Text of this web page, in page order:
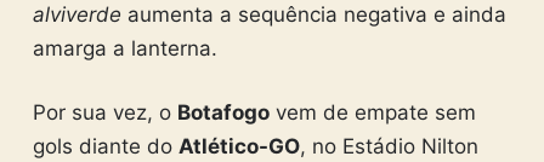
alviverde aumenta a sequência negativa e ainda
amarga a lanterna.
Por sua vez, o Botafogovem de empate sem
gols diante do Atlético-GO, no Estádio Nilton